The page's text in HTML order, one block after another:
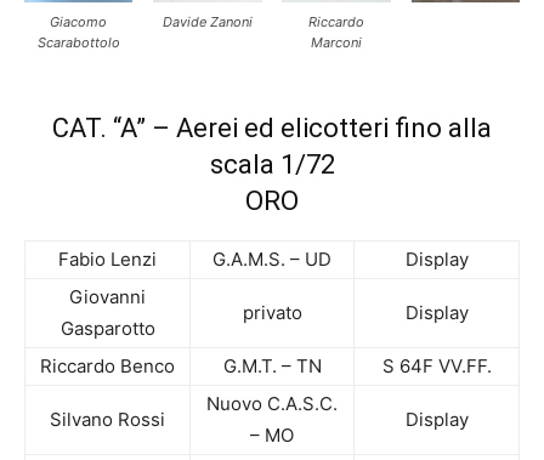
Giacomo
Scarabottolo
Davide Zanoni
Riccardo
Marconi
CAT. “A” – Aerei ed elicotteri fino alla
scala 1/72
ORO
Fabio Lenzi G.A.M.S. – UD
Display
Giovanni
Gasparotto
privato Display
Riccardo Benco G.M.T. – TN S 64F VV.FF.
Silvano Rossi
Nuovo C.A.S.C.
– MO
Display